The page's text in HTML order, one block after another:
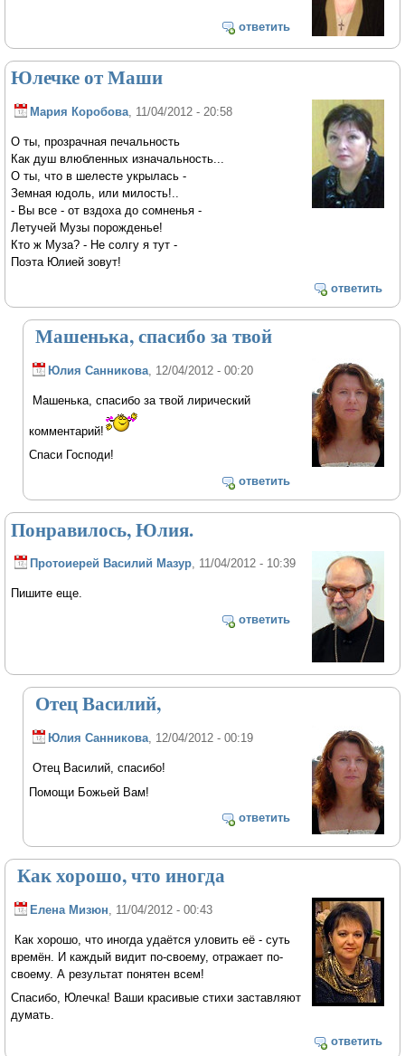
ответить
Юлечке от Маши
Мария Коробова, 11/04/2012 - 20:58
О ты, прозрачная печальность
Как душ влюбленных изначальность...
О ты, что в шелесте укрылась -
Земная юдоль, или милость!..
- Вы все - от вздоха до сомненья -
Летучей Музы порожденье!
Кто ж Муза? - Не солгу я тут -
Поэта Юлией зовут!
ответить
Машенька, спасибо за твой
Юлия Санникова , 12/04/2012 - 00:20
Машенька, спасибо за твой лирический
комментарий!
Спаси Господи!
ответить
Понравилось, Юлия.
Протоиерей Василий Мазур, 11/04/2012 - 10:39
Пишите еще.
ответить
Отец Василий,
Юлия Санникова, 12/04/2012 - 00:19
Отец Василий, спасибо!
Помощи Божьей Вам!
ответить
Как хорошо, что иногда
Елена Мизюн , 11/04/2012 - 00:43
Как хорошо, что иногда удаётся уловить её - суть
времён. И каждый видит по-своему, отражает по-
своему. А результат понятен всем!
Спасибо, Юлечка! Ваши красивые стихи заставляют
думать.
ответить